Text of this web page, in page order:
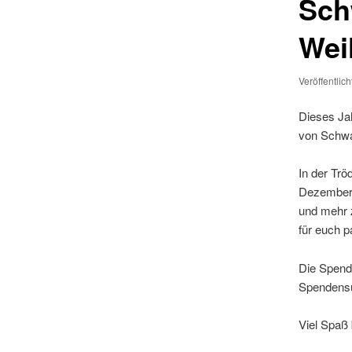
Dieses
von
In der
und mehr
für euch
Die
Viel Spaß